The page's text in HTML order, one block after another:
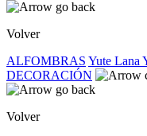
Volver
ALFOMBRAS Yute Lana
DECORACIÓN
Volver